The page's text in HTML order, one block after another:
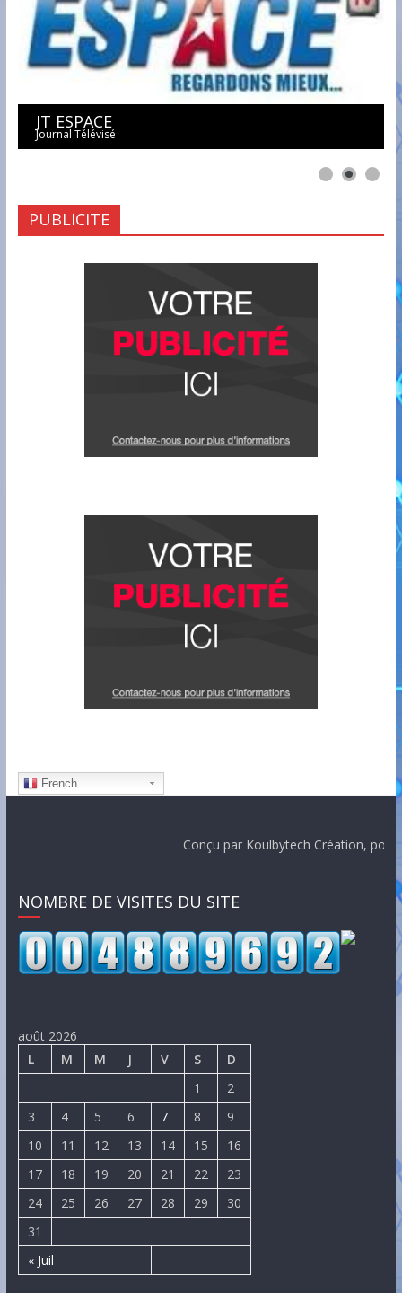
JT ESPACE
Journal Télévisé
PUBLICITE
French
Conçu par Koulbytech Création, pour tout
NOMBRE DE VISITES DU SITE
août 2026
L
M M J V S D
« Juil
1
2
3
4 5 6 7 8
9
10
11 12 13 14 15
16
17
18 19 20 21 22
23
24
25 26 27 28 29
30
31